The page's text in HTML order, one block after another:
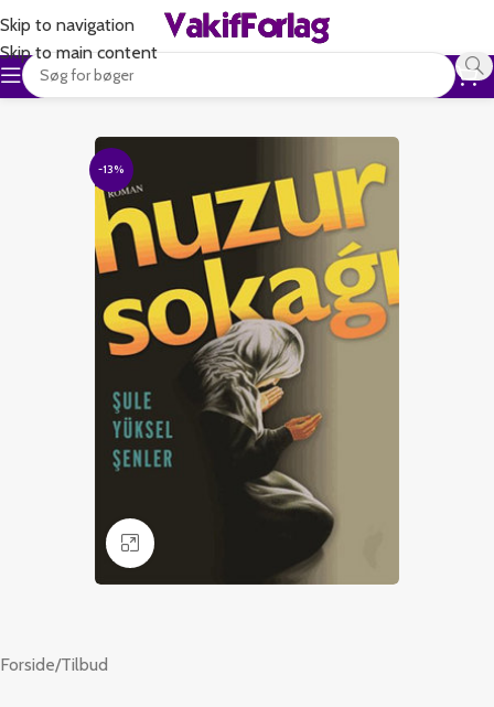
Skip to navigation
Skip to main content
-13%
Forside/Tilbud